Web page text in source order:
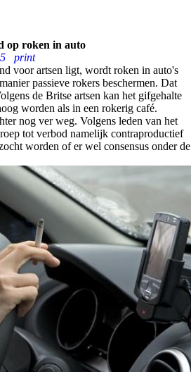
op roken in auto
print
voor artsen ligt, wordt roken in auto's
passieve rokers beschermen. Dat
de Britse artsen kan het gifgehalte
worden als in een rokerig café.
nog ver weg. Volgens leden van het
tot verbod namelijk contraproductief
worden of er wel consensus onder de